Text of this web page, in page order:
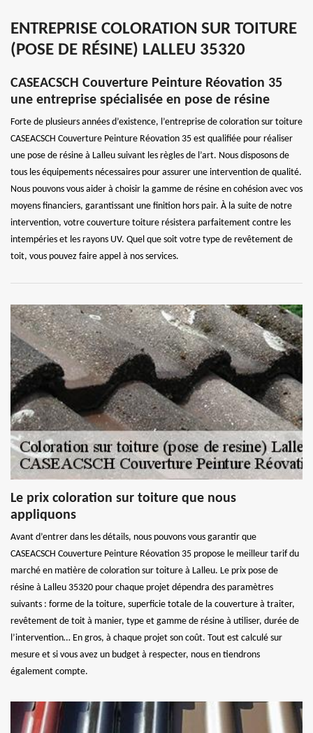
ENTREPRISE COLORATION SUR TOITURE
(POSE DE RÉSINE) LALLEU 35320
CASEACSCH Couverture Peinture Réovation 35
une entreprise spécialisée en pose de résine
Forte de plusieurs années d’existence, l’entreprise de coloration sur toiture
CASEACSCH Couverture Peinture Réovation 35 est qualifiée pour réaliser
une pose de résine à Lalleu suivant les règles de l’art. Nous disposons de
tous les équipements nécessaires pour assurer une intervention de qualité.
Nous pouvons vous aider à choisir la gamme de résine en cohésion avec vos
moyens financiers, garantissant une finition hors pair. À la suite de notre
intervention, votre couverture toiture résistera parfaitement contre les
intempéries et les rayons UV. Quel que soit votre type de revêtement de
toit, vous pouvez faire appel à nos services.
Le prix coloration sur toiture que nous
appliquons
Avant d’entrer dans les détails, nous pouvons vous garantir que
CASEACSCH Couverture Peinture Réovation 35 propose le meilleur tarif du
marché en matière de coloration sur toiture à Lalleu. Le prix pose de
résine à Lalleu 35320 pour chaque projet dépendra des paramètres
suivants : forme de la toiture, superficie totale de la couverture à traiter,
revêtement de toit à manier, type et gamme de résine à utiliser, durée de
l’intervention… En gros, à chaque projet son coût. Tout est calculé sur
mesure et si vous avez un budget à respecter, nous en tiendrons
également compte.